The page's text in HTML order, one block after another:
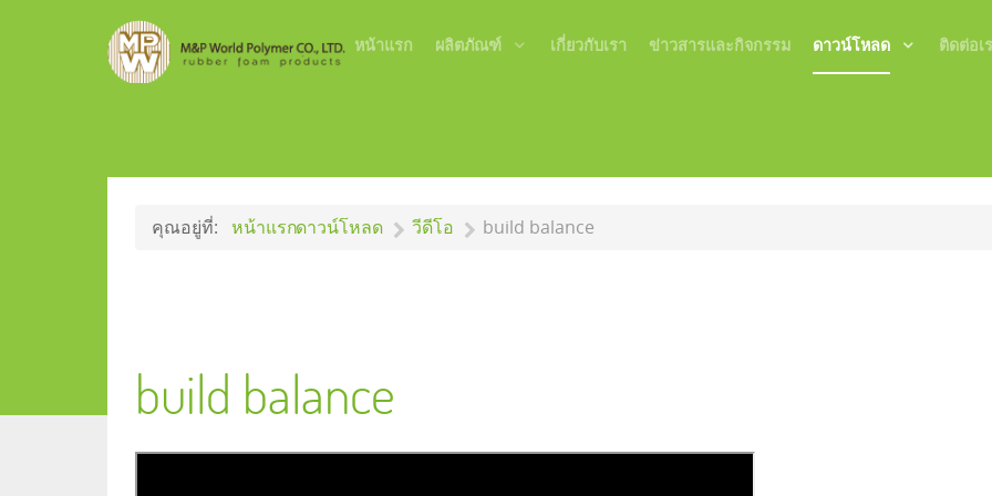
หน้าแรก ผลิตภัณฑ์ เกี่ยวกับเรา ข่าวสารและกิจกรรม ดาวน์โหลด ติดต่อเ
คุณอยู่ที่: หน้าแรกดาวน์โหลด วีดีโอ build balance
build balance